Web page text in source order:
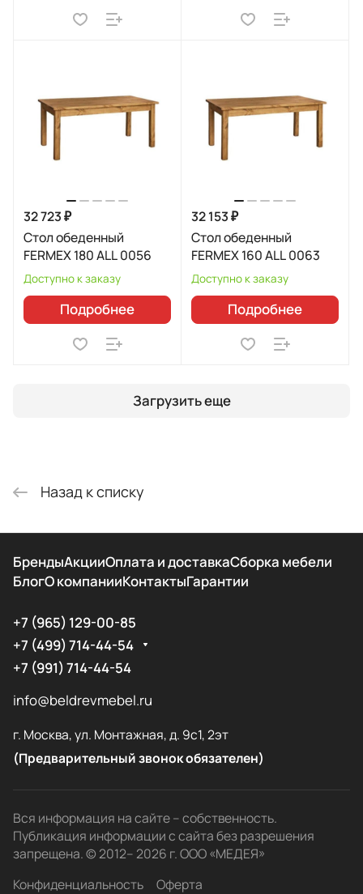
32 723 ₽
Стол обеденный
FERMEX 180 ALL 0056
Доступно к заказу
Подробнее
32 153 ₽
Стол обеденный
FERMEX 160 ALL 0063
Доступно к заказу
Подробнее
Загрузить еще
Назад к списку
БрендыАкцииОплата и доставкаСборка мебели
БлогО компанииКонтактыГарантии
+7 (965) 129-00-85
+7 (499) 714-44-54
+7 (991) 714-44-54
info@beldrevmebel.ru
г. Москва, ул. Монтажная, д. 9с1, 2эт
(Предварительный звонок обязателен)
Вся информация на сайте – собственность.
Публикация информации с сайта без разрешения
запрещена. © 2012– 2026 г. ООО «МЕДЕЯ»
Конфиденциальность
Оферта